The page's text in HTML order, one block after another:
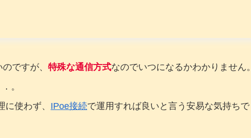
ですが、 特殊な通信方式なのでいつになるかわかりません。
。
使わず、 IPoe接続で運用すれば良いと言う安易な気持ちで